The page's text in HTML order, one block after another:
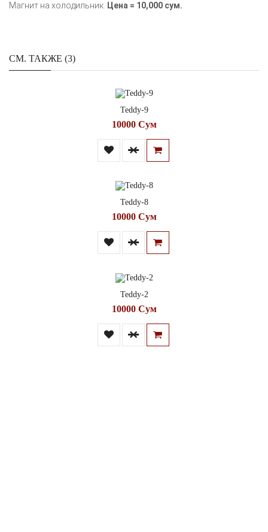
Магнит на холодильник. Цена = 10,000 сум.
СМ. ТАКЖЕ (3)
Teddy-9
10000 Сум
Teddy-8
10000 Сум
Teddy-2
10000 Сум